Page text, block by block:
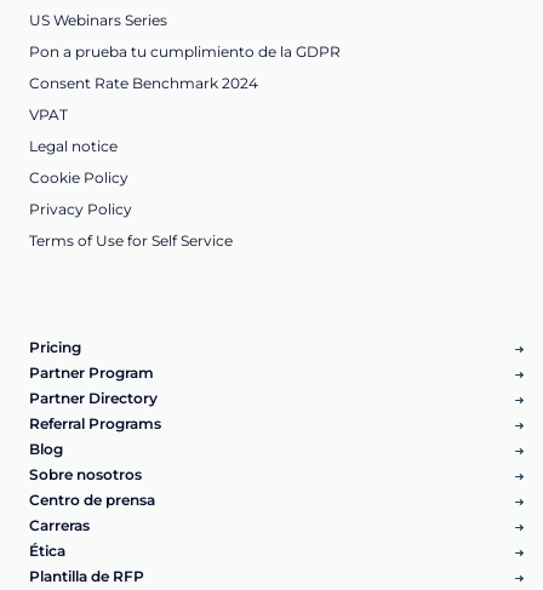
US Webinars Series
Pon a prueba tu cumplimiento de la GDPR
Consent Rate Benchmark 2024
VPAT
Legal notice
Cookie Policy
Privacy Policy
Terms of Use for Self Service
Pricing
Partner Program
Partner Directory
Referral Programs
Blog
Sobre nosotros
Centro de prensa
Carreras
Ética
Plantilla de RFP